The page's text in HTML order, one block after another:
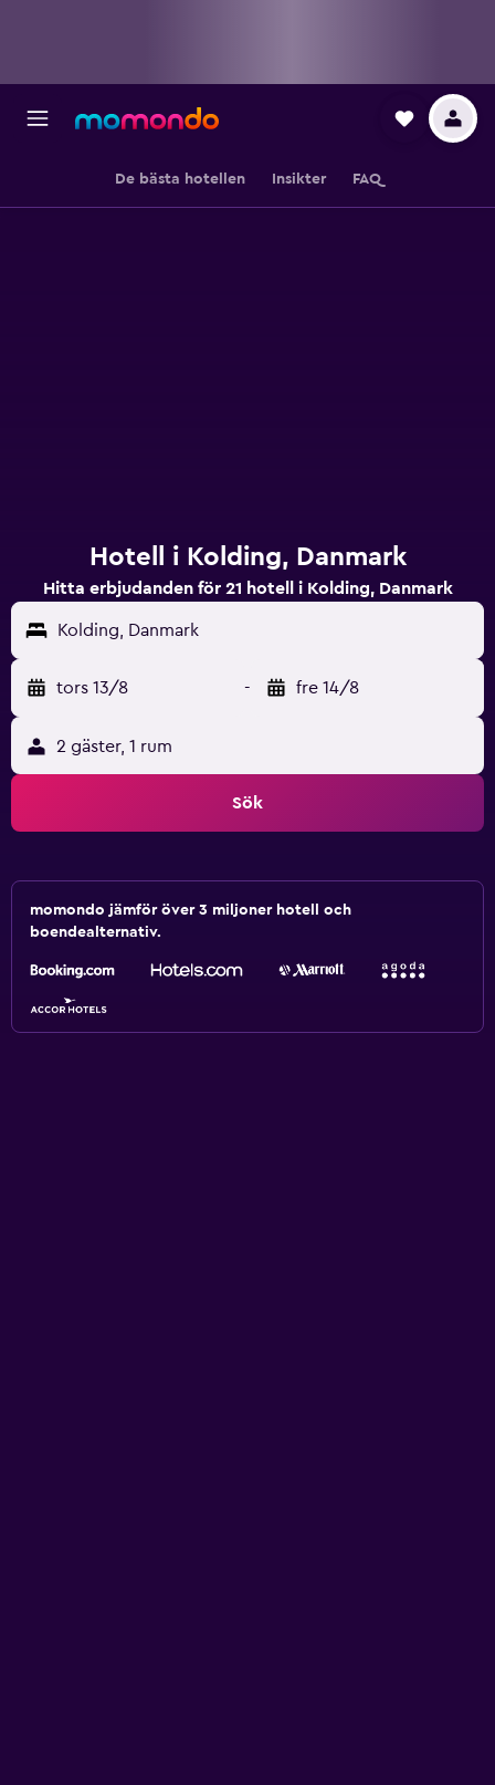
De bästa hotellen Insikter FAQ
Hotell i Kolding, Danmark
Hitta erbjudanden för 21 hotell i Kolding, Danmark
Kolding, Danmark
tors 13/8 - fre 14/8
2 gäster, 1 rum
Sök
momondo jämför över 3 miljoner hotell och
boendealternativ.